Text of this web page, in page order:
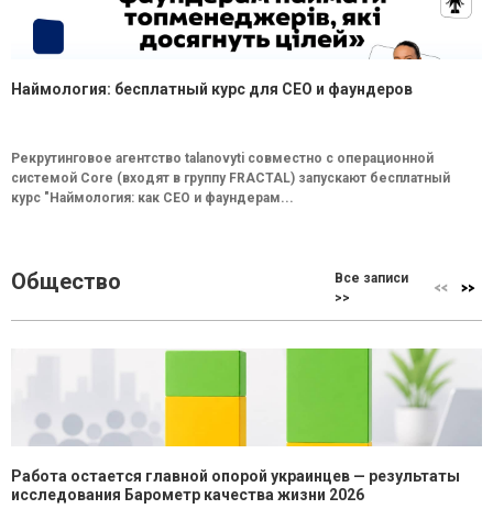
Наймология: бесплатный курс для CEO и фаундеров
Рекрутинговое агентство talanovyti совместно с операционной
системой Core (входят в группу FRACTAL) запускают бесплатный
курс "Наймология: как СEO и фаундерам...
Общество
Все записи
>>
Работа остается главной опорой украинцев — результаты
исследования Барометр качества жизни 2026